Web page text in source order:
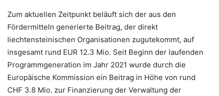
Zum aktuellen Zeitpunkt beläuft sich der aus den
Fördermitteln generierte Beitrag, der direkt
liechtensteinischen Organisationen zugutekommt, auf
insgesamt rund EUR 12.3 Mio. Seit Beginn der laufenden
Programmgeneration im Jahr 2021 wurde durch die
Europäische Kommission ein Beitrag in Höhe von rund
CHF 3.8 Mio. zur Finanzierung der Verwaltung der